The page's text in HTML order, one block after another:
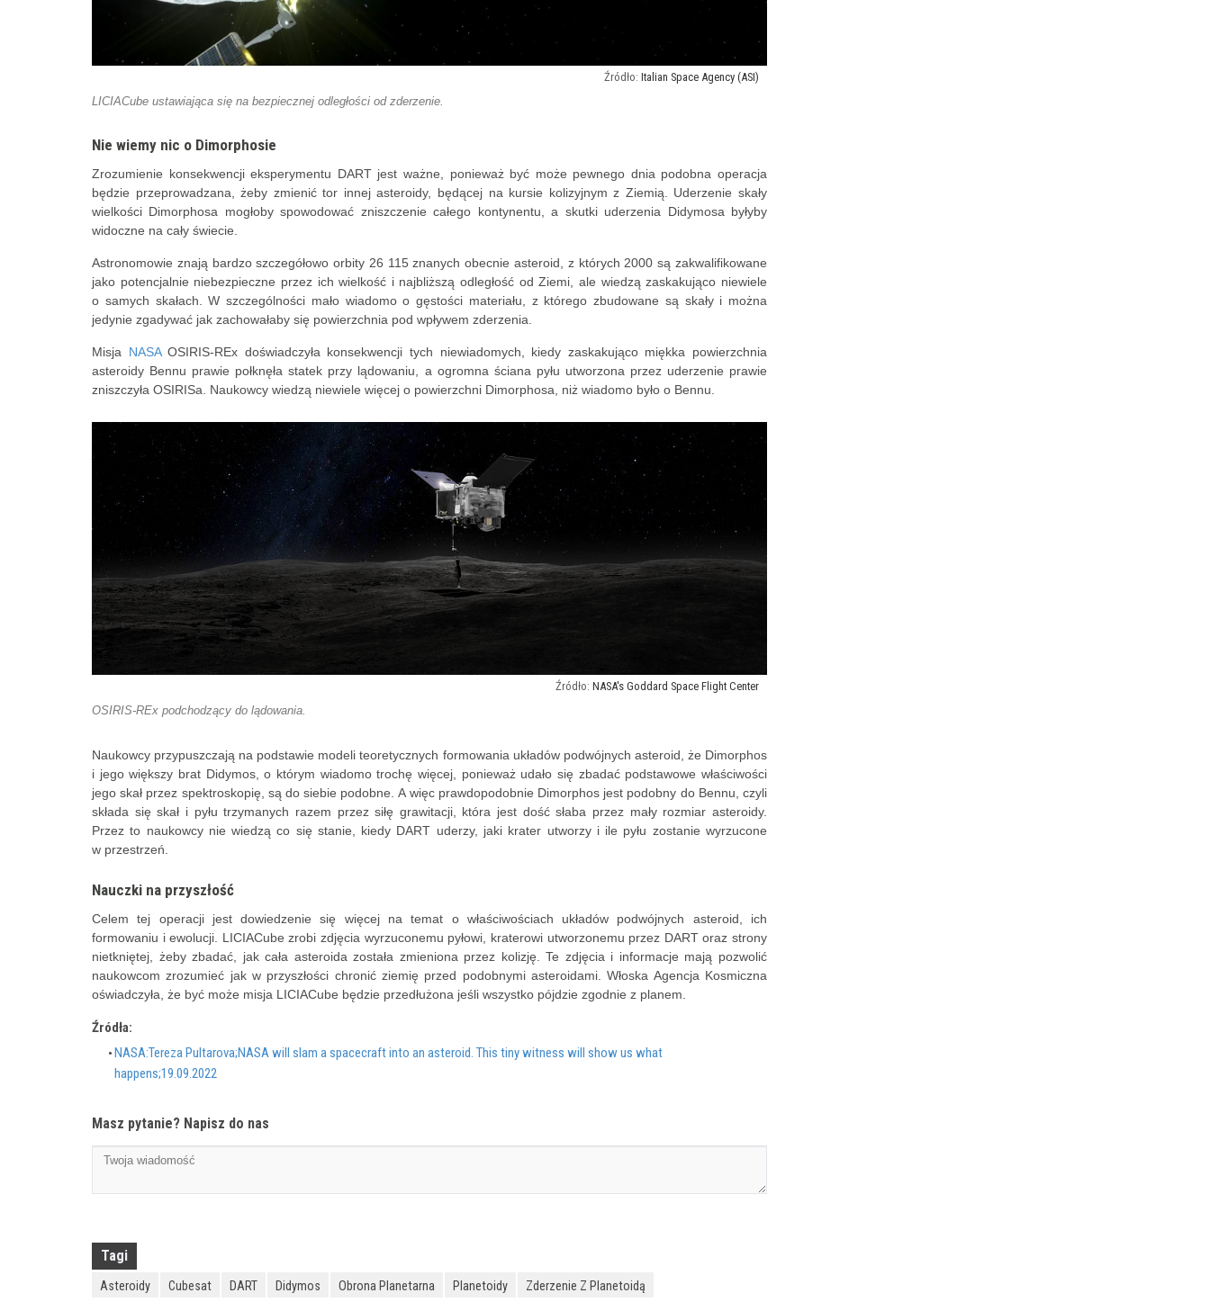
Italian Space Agency (ASI)
LICIACube ustawiająca się na bezpiecznej odległości od zderzenie.
Nie wiemy nic o Dimorphosie
Zrozumienie konsekwencji eksperymentu DART jest ważne, ponieważ być może pewnego dnia podobna operacja
będzie przeprowadzana, żeby zmienić tor innej asteroidy, będącej na kursie kolizyjnym z Ziemią. Uderzenie skały
wielkości Dimorphosa mogłoby spowodować zniszczenie całego kontynentu, a skutki uderzenia Didymosa byłyby
widoczne na cały świecie.
Astronomowie znają bardzo szczegółowo orbity 26 115 znanych obecnie asteroid, z których 2000 są zakwalifikowane
jako potencjalnie niebezpieczne przez ich wielkość i najbliższą odległość od Ziemi, ale wiedzą zaskakująco niewiele
o samych skałach. W szczególności mało wiadomo o gęstości materiału, z którego zbudowane są skały i można
jedynie zgadywać jak zachowałaby się powierzchnia pod wpływem zderzenia.
Misja NASAOSIRIS-REx doświadczyła konsekwencji tych niewiadomych, kiedy zaskakująco miękka powierzchnia
asteroidy Bennu prawie połknęła statek przy lądowaniu, a ogromna ściana pyłu utworzona przez uderzenie prawie
zniszczyła OSIRISa. Naukowcy wiedzą niewiele więcej o powierzchni Dimorphosa, niż wiadomo było o Bennu.
NASA's Goddard Space Flight Center
OSIRIS-REx podchodzący do lądowania.
Naukowcy przypuszczają na podstawie modeli teoretycznych formowania układów podwójnych asteroid, że Dimorphos
i jego większy brat Didymos, o którym wiadomo trochę więcej, ponieważ udało się zbadać podstawowe właściwości
jego skał przez spektroskopię, są do siebie podobne. A więc prawdopodobnie Dimorphos jest podobny do Bennu, czyli
składa się skał i pyłu trzymanych razem przez siłę grawitacji, która jest dość słaba przez mały rozmiar asteroidy.
Przez to naukowcy nie wiedzą co się stanie, kiedy DART uderzy, jaki krater utworzy i ile pyłu zostanie wyrzucone
w przestrzeń.
Nauczki na przyszłość
Celem tej operacji jest dowiedzenie się więcej na temat o właściwościach układów podwójnych asteroid, ich
formowaniu i ewolucji. LICIACube zrobi zdjęcia wyrzuconemu pyłowi, kraterowi utworzonemu przez DART oraz strony
nietkniętej, żeby zbadać, jak cała asteroida została zmieniona przez kolizję. Te zdjęcia i informacje mają pozwolić
naukowcom zrozumieć jak w przyszłości chronić ziemię przed podobnymi asteroidami. Włoska Agencja Kosmiczna
oświadczyła, że być może misja LICIACube będzie przedłużona jeśli wszystko pójdzie zgodnie z planem.
Źródła:
NASA:Tereza Pultarova;NASA will slam a spacecraft into an asteroid. This tiny witness will show us what
happens;19.09.2022
Masz pytanie? Napisz do nas
Tagi
Asteroidy Cubesat DART Didymos Obrona Planetarna Planetoidy Zderzenie Z Planetoidą